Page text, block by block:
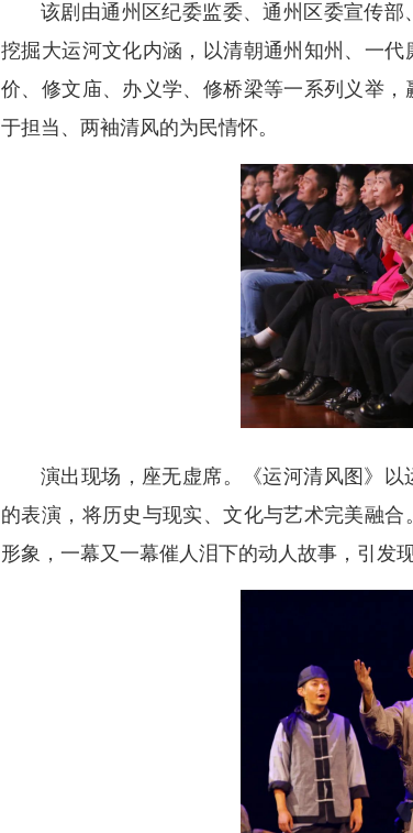
该剧由通州区纪委监委、通州区委宣传
挖掘大运河文化内涵，以清朝通州知州、一
价、修文庙、办义学、修桥梁等一系列义举
于担当、两袖清风的为民情怀。
演出现场，座无虚席。《运河清风图》
的表演，将历史与现实、文化与艺术完美融
形象，一幕又一幕催人泪下的动人故事，引发